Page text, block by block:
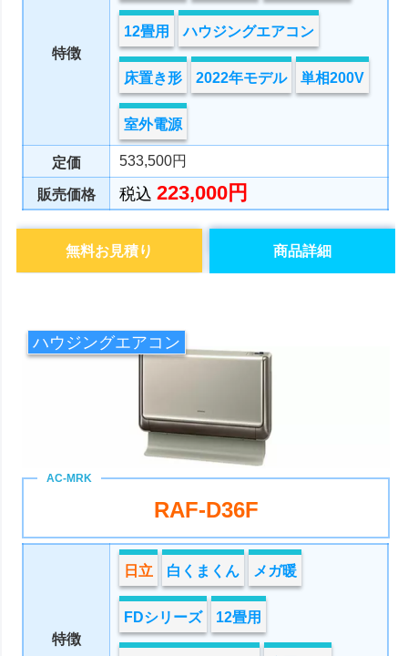
特徴
12畳用 ハウジングエアコン
床置き形 2022年モデル 単相200V
室外電源
定価 533,500円
販売価格 税込223,000円
商品詳細
無料お見積り
ハウジングエアコン
RAF-D36F
特徴
日立 白くまくん メガ暖
FDシリーズ 12畳用